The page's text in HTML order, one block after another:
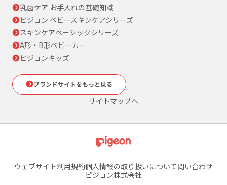
乳歯ケア お手入れの基礎知識
ピジョン ベビースキンケアシリーズ
スキンケアベーシックシリーズ
A形・B形ベビーカー
ピジョンキッズ
ブランドサイトをもっと見る
サイトマップへ
ウェブサイト利用規約個人情報の取り扱いについて問い合わせ
ピジョン株式会社